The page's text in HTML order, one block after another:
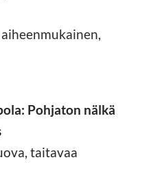
Pohjaton nälkä
taitavaa